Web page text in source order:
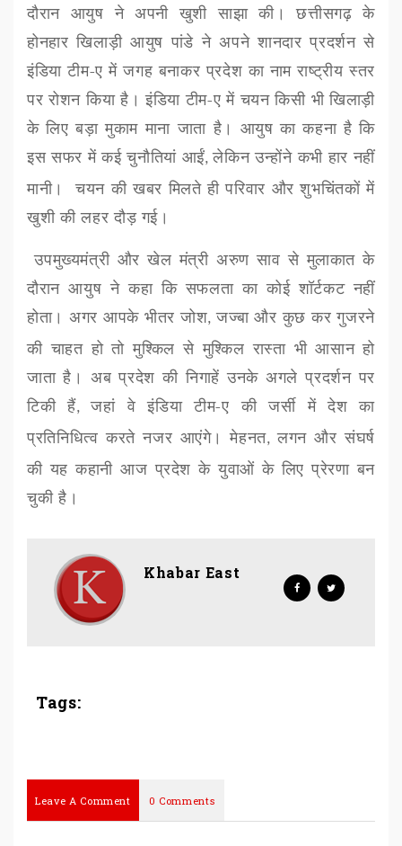
दौरान आयुष ने अपनी खुशी साझा की। छत्तीसगढ़ के
होनहार खिलाड़ी आयुष पांडे ने अपने शानदार प्रदर्शन से
इंडिया टीम-ए में जगह बनाकर प्रदेश का नाम राष्ट्रीय स्तर
पर रोशन किया है। इंडिया टीम-ए में चयन किसी भी खिलाड़ी
के लिए बड़ा मुकाम माना जाता है। आयुष का कहना है कि
इस सफर में कई चुनौतियां आईं,लेकिन उन्होंने कभी हार नहीं
मानी।
चयन की खबर मिलते ही परिवार और शुभचिंतकों में
खुशी की लहर दौड़ गई।
उपमुख्यमंत्री और खेल मंत्री अरुण साव से मुलाकात के
दौरान आयुष ने कहा कि सफलता का कोई शॉर्टकट नहीं
होता। अगर आपके भीतर जोश,जज्बा और कुछ कर गुजरने
की चाहत हो तो मुश्किल से मुश्किल रास्ता भी आसान हो
जाता है। अब प्रदेश की निगाहें उनके अगले प्रदर्शन पर
टिकी हैं,जहां वे इंडिया टीम-ए की जर्सी में देश का
प्रतिनिधित्व करते नजर आएंगे। मेहनत,लगन और संघर्ष
की यह कहानी आज प्रदेश के युवाओं के लिए प्रेरणा बन
चुकी है।
Khabar East
Tags:
Leave A Comment 0 Comments